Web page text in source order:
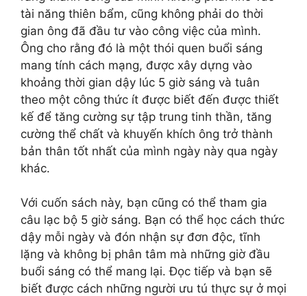
tài năng thiên bẩm, cũng không phải do thời
gian ông đã đầu tư vào công việc của mình.
Ông cho rằng đó là một thói quen buổi sáng
mang tính cách mạng, được xây dựng vào
khoảng thời gian dậy lúc 5 giờ sáng và tuân
theo một công thức ít được biết đến được thiết
kế để tăng cường sự tập trung tinh thần, tăng
cường thể chất và khuyến khích ông trở thành
bản thân tốt nhất của mình ngày này qua ngày
khác.
Với cuốn sách này, bạn cũng có thể tham gia
câu lạc bộ 5 giờ sáng. Bạn có thể học cách thức
dậy mỗi ngày và đón nhận sự đơn độc, tĩnh
lặng và không bị phân tâm mà những giờ đầu
buổi sáng có thể mang lại. Đọc tiếp và bạn sẽ
biết được cách những người ưu tú thực sự ở mọi